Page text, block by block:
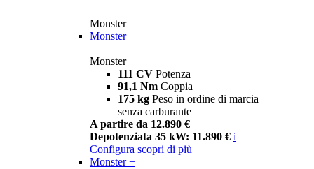
Monster
Monster
Monster
111 CV Potenza
91,1 Nm Coppia
175 kg Peso in ordine di marcia
senza carburante
A partire da 12.890 €
Depotenziata 35 kW: 11.890 € i
Configura scopri di più
Monster +